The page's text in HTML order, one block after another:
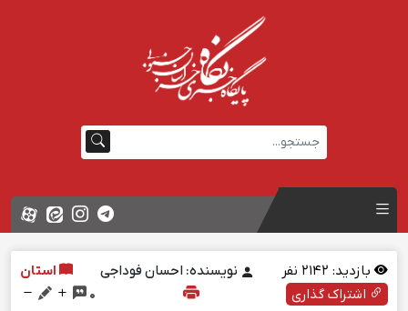
بازدید: نفر نویسنده: احسان فوداجی
استان
اشتراک گذاری
0